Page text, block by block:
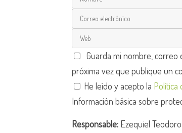
Guarda mi nombre,
próxima vez que publique un
He leído y acepto la Política
Información básica sobre
Responsable: Ezequiel